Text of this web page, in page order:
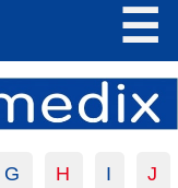
☰
G H I J